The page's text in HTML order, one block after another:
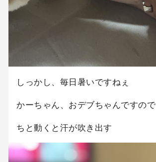
しっかし、毎日暑いですねぇ
かーちゃん、おデブちゃんですので
ちと動くと汗が吹き出す